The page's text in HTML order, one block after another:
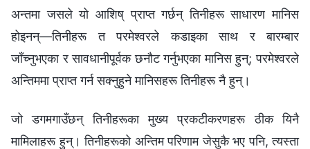
अन्तमा जसले यो आशिष् प्राप्त गर्छन् तिनीहरू साधारण मानिस
होइनन्—तिनीहरू त परमेश्‍वरले कडाइका साथ र बारम्बार
जाँच्नुभएका र सावधानीपूर्वक छनौट गर्नुभएका मानिस हुन्; परमेश्‍वरले
अन्तिममा प्राप्त गर्न सक्नुहुने मानिसहरू तिनीहरू नै हुन्।
जो डगमगाउँछन् तिनीहरूका मुख्य प्रकटीकरणहरू ठीक यिनै
मामिलाहरू हुन्। तिनीहरूको अन्तिम परिणाम जेसुकै भए पनि, त्यस्ता